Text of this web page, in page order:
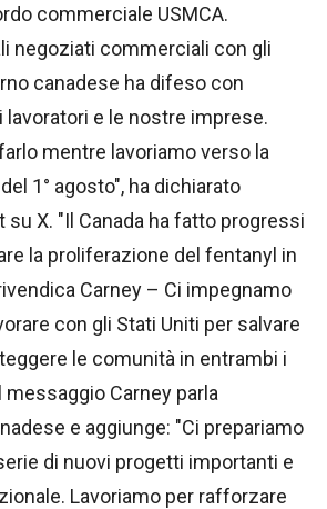
commerciale USMCA.
negoziati commerciali con gli
canadese ha difeso con
e le nostre imprese.
mentre lavoriamo verso la
1° agosto", ha dichiarato
su X. "Il Canada ha fatto progressi
la proliferazione del fentanyl in
Carney – Ci impegnamo
con gli Stati Uniti per salvare
le comunità in entrambi i
Carney parla
e aggiunge: "Ci prepariamo
di nuovi progetti importanti e
Lavoriamo per rafforzare